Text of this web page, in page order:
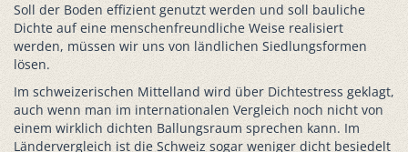
Soll der Boden effizient genutzt werden und soll bauliche
Dichte auf eine menschenfreundliche Weise realisiert
werden, müssen wir uns von ländlichen Siedlungsformen
lösen.
Im schweizerischen Mittelland wird über Dichtestress geklagt,
auch wenn man im internationalen Vergleich noch nicht von
einem wirklich dichten Ballungsraum sprechen kann. Im
Ländervergleich ist die Schweiz sogar weniger dicht besiedelt